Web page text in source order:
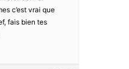
c’est vrai que
fais bien tes